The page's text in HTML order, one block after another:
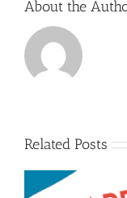
About the
Related Posts